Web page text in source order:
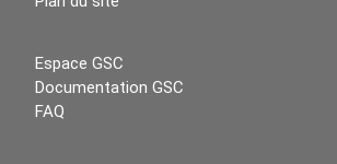
Espace GSC
Documentation GSC
FAQ